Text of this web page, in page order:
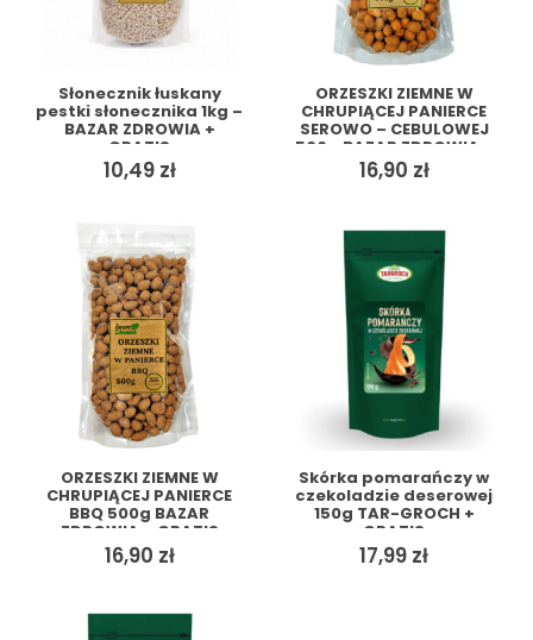
Słonecznik łuskany
pestki słonecznika 1kg –
BAZAR ZDROWIA +
GRATIS
10,49 zł
ORZESZKI ZIEMNE W
CHRUPIĄCEJ PANIERCE
SEROWO – CEBULOWEJ
500g BAZAR ZDROWIA +
GRATIS
16,90 zł
ORZESZKI ZIEMNE W
CHRUPIĄCEJ PANIERCE
BBQ 500g BAZAR
ZDROWIA + GRATIS
16,90 zł
Skórka pomarańczy w
czekoladzie deserowej
150g TAR-GROCH +
GRATIS
17,99 zł